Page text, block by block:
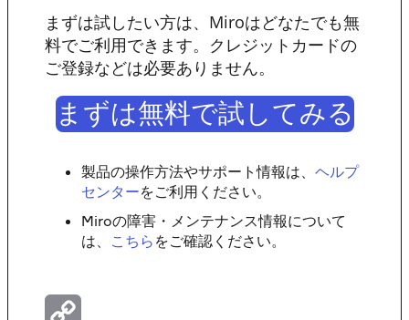
まずは試したい方は、Miroはどなたでも無
料でご利用できます。クレジットカードの
ご登録などは必要ありません。
まずは無料で試してみる
製品の操作方法やサポート情報は、 ヘルプ
センターをご利用ください。
Miroの障害・メンテナンス情報について
は、 こちら をご確認ください。